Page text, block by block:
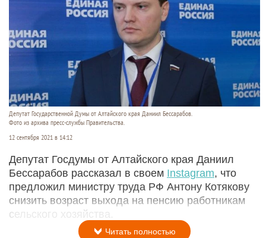
Депутат Государственной Думы от Алтайского края Даниил Бессарабов.
Фото из архива пресс-службы Правительства.
12 сентября 2021 в 14:12
Депутат Госдумы от Алтайского края Даниил
Бессарабов рассказал в своем Instagram, что
предложил министру труда РФ Антону Котякову
снизить возраст выхода на пенсию работникам
сельского хозяйства.
Читать полностью